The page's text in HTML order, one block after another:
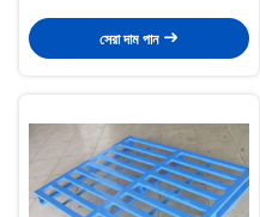
সেরা দাম পান